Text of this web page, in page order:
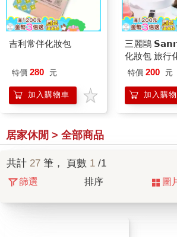
吉利常伴化妝包
特價 280 元
加入購物車
三麗鷗
化妝包 旅行
特價 200 元
加入購
居家休閒 > 全部商品
共計 27 筆， 頁數 1 /1
篩選 排序 圖